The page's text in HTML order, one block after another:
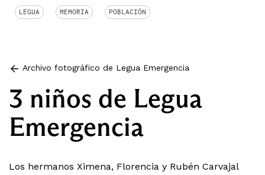
LEGUA MEMORIA POBLACIÓN
Archivo fotográfico de Legua Emergencia
3 niños de Legua
Emergencia
Los hermanos Ximena, Florencia y Rubén Carvajal